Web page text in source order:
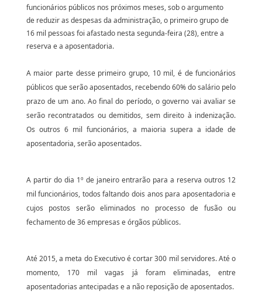
funcionários públicos nos próximos meses, sob o argumento
de reduzir as despesas da administração, o primeiro grupo de
16 mil pessoas foi afastado nesta segunda-feira (28), entre a
reserva e a aposentadoria.
A maior parte desse primeiro grupo, 10 mil, é de funcionários
públicos que serão aposentados, recebendo 60% do salário pelo
prazo de um ano. Ao final do período, o governo vai avaliar se
serão recontratados ou demitidos, sem direito à indenização.
Os outros 6 mil funcionários, a maioria supera a idade de
aposentadoria, serão aposentados.
A partir do dia 1º de janeiro entrarão para a reserva outros 12
mil funcionários, todos faltando dois anos para aposentadoria e
cujos postos serão eliminados no processo de fusão ou
fechamento de 36 empresas e órgãos públicos.
Até2015, a meta do Executivo é cortar 300 mil servidores. Até o
momento, 170 mil vagas já foram eliminadas, entre
aposentadorias antecipadas e a não reposição de aposentados.